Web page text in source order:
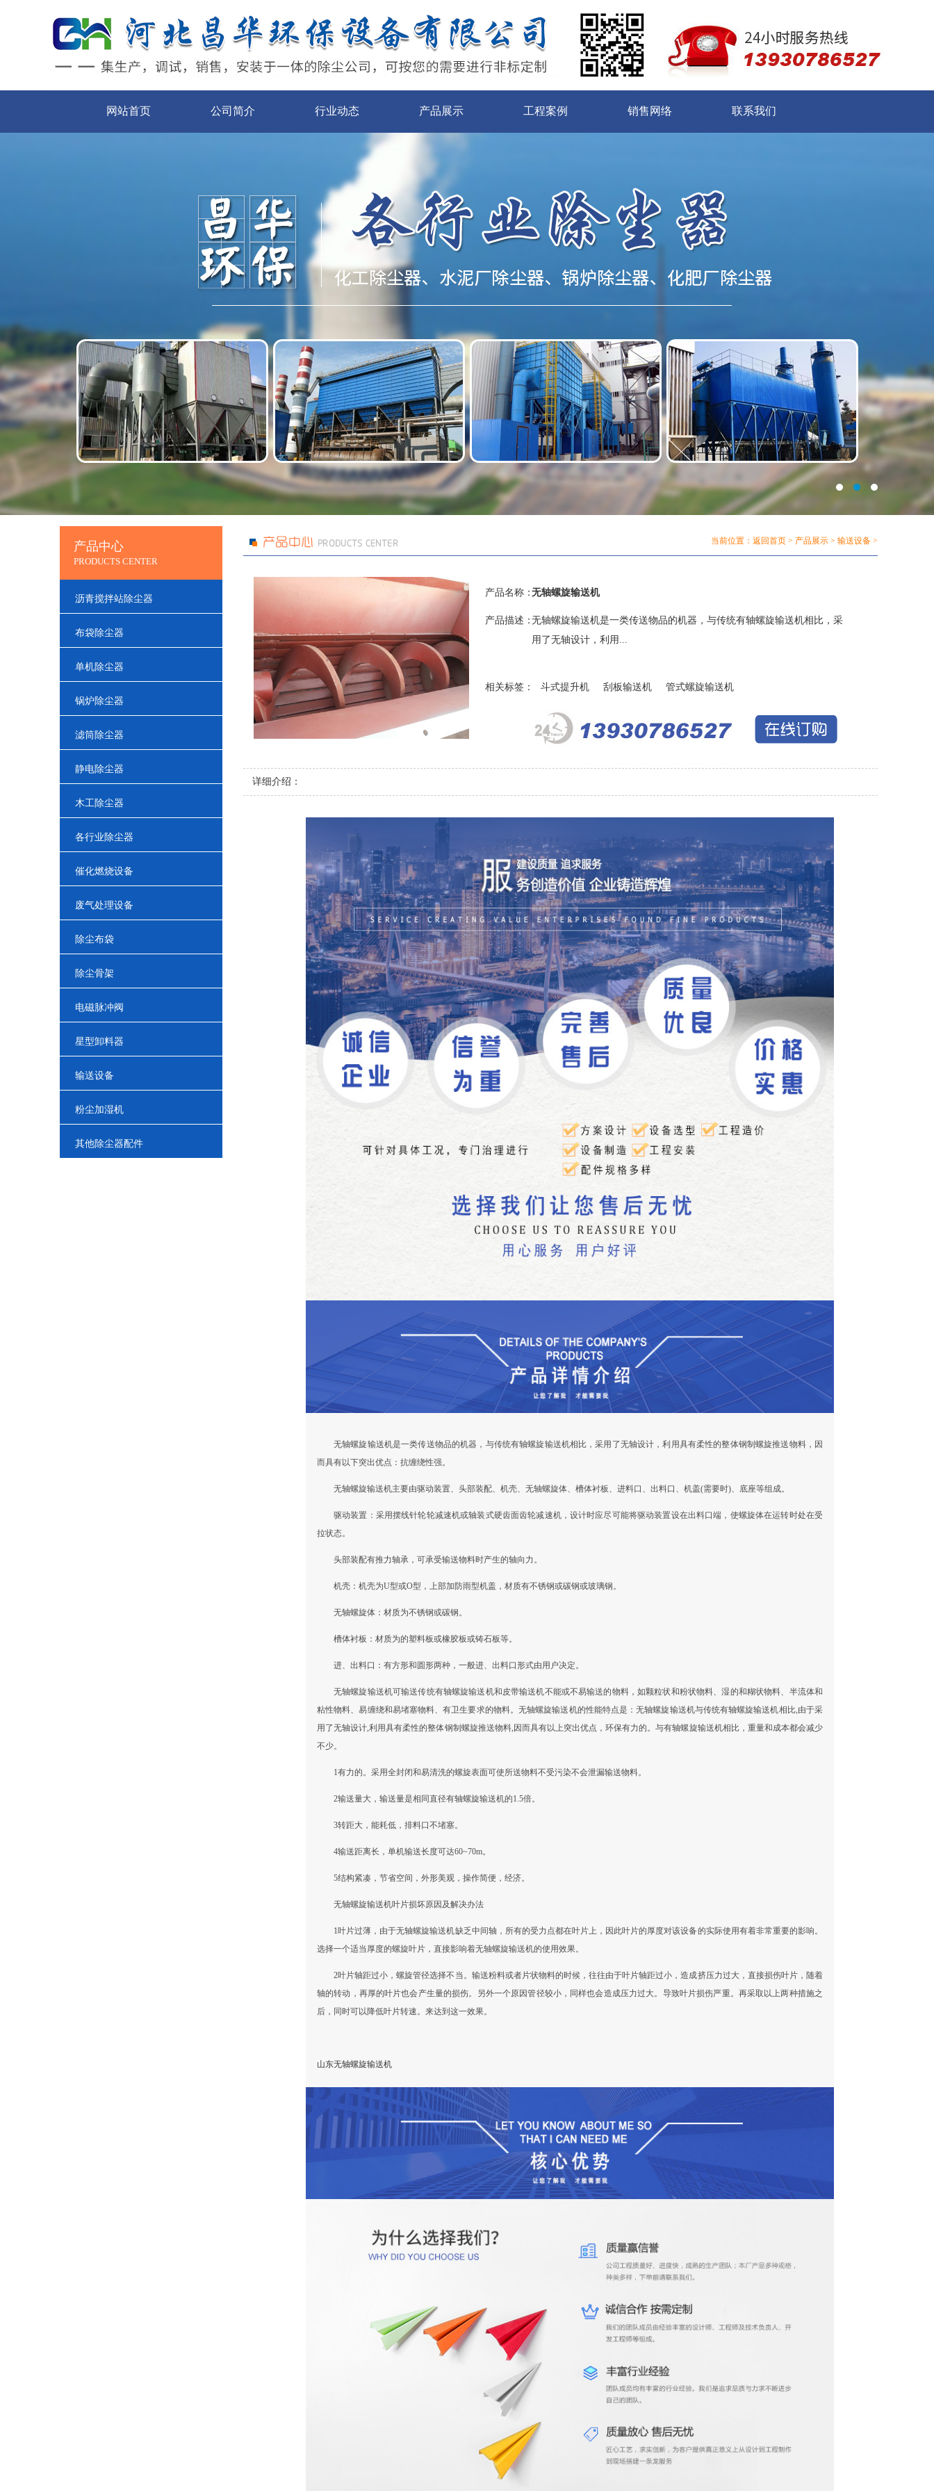
网站首页 公司简介 行业动态 产品展示 工程案例 销售网络 联系我们
产品中心
PRODUCTS CENTER
沥青搅拌站除尘器
布袋除尘器
单机除尘器
锅炉除尘器
滤筒除尘器
静电除尘器
木工除尘器
各行业除尘器
催化燃烧设备
废气处理设备
除尘布袋
除尘骨架
电磁脉冲阀
星型卸料器
输送设备
粉尘加湿机
其他除尘器配件
当前位置： 返回首页 > 产品展示 > 输送设备 >
产品名称：
产品描述：
无轴螺旋输送机
无轴螺旋输送机是一类传送物品的机器，与传统有轴螺旋输送机相比，采
用了无轴设计，利用...
相关标签： 斗式提升机 刮板输送机 管式螺旋输送机
详细介绍：
无轴螺旋输送机是一类传送物品的机器，与传统有轴螺旋输送机相比，采用了无轴设计，利用具有柔性的整体钢制螺旋推送物料，因
而具有以下突出优点：抗缠绕性强。
无轴螺旋输送机主要由驱动装置、头部装配、机壳、无轴螺旋体、槽体衬板、进料口、出料口、机盖(需要时)、底座等组成。
驱动装置：采用摆线针轮轮减速机或轴装式硬齿面齿轮减速机，设计时应尽可能将驱动装置设在出料口端，使螺旋体在运转时处在受
拉状态。
头部装配有推力轴承，可承受输送物料时产生的轴向力。
机壳：机壳为U型或O型，上部加防雨型机盖，材质有不锈钢或碳钢或玻璃钢。
无轴螺旋体：材质为不锈钢或碳钢。
槽体衬板：材质为的塑料板或橡胶板或铸石板等。
进、出料口：有方形和圆形两种，一般进、出料口形式由用户决定。
无轴螺旋输送机可输送传统有轴螺旋输送机和皮带输送机不能或不易输送的物料，如颗粒状和粉状物料、湿的和糊状物料、半流体和
粘性物料、易缠绕和易堵塞物料、有卫生要求的物料。无轴螺旋输送机的性能特点是：无轴螺旋输送机与传统有轴螺旋输送机相比,由于采
用了无轴设计,利用具有柔性的整体钢制螺旋推送物料,因而具有以上突出优点，环保有力的。与有轴螺旋输送机相比，重量和成本都会减少
不少。
1有力的。采用全封闭和易清洗的螺旋表面可使所送物料不受污染不会泄漏输送物料。
2输送量大，输送量是相同直径有轴螺旋输送机的1.5倍。
3转距大，能耗低，排料口不堵塞。
4输送距离长，单机输送长度可达60~70m。
5结构紧凑，节省空间，外形美观，操作简便，经济。
无轴螺旋输送机叶片损坏原因及解决办法
1叶片过薄，由于无轴螺旋输送机缺乏中间轴，所有的受力点都在叶片上，因此叶片的厚度对该设备的实际使用有着非常重要的影响。
选择一个适当厚度的螺旋叶片，直接影响着无轴螺旋输送机的使用效果。
2叶片轴距过小，螺旋管径选择不当。输送粉料或者片状物料的时候，往往由于叶片轴距过小，造成挤压力过大，直接损伤叶片，随着
轴的转动，再厚的叶片也会产生量的损伤。另外一个原因管径较小，同样也会造成压力过大。导致叶片损伤严重。再采取以上两种措施之
后，同时可以降低叶片转速。来达到这一效果。
山东无轴螺旋输送机